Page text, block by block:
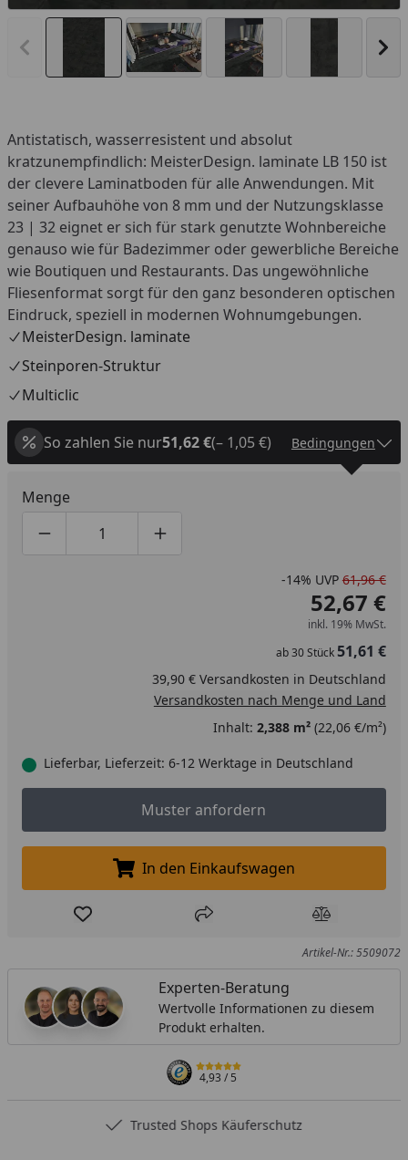
Vorheriges Bild anzeigen
Antistatisch, wasserresistent und absolut
kratzunempfindlich: MeisterDesign. laminate LB 150 ist
der clevere Laminatboden für alle Anwendungen. Mit
seiner Aufbauhöhe von 8 mm und der Nutzungsklasse
23 | 32 eignet er sich für stark genutzte Wohnbereiche
genauso wie für Badezimmer oder gewerbliche Bereiche
wie Boutiquen und Restaurants. Das ungewöhnliche
Fliesenformat sorgt für den ganz besonderen optischen
Eindruck, speziell in modernen Wohnumgebungen.
MeisterDesign. laminate
Steinporen-Struktur
Multiclic
So zahlen Sie nur51,62 €(– 1,05 €) Bedingungen
Menge
Produktmenge um eins verringern
Produktmenge manuell eingeben
Produktmenge um eins erhöhen
-14% UVP 61,96 €
52,67 €
inkl. 19% MwSt.
ab30Stück51,61 €
39,90 € Versandkosten in Deutschland
Versandkosten nach Menge und Land
Inhalt: 2,388 m²(22,06 €/m²)
Lieferbar, Lieferzeit: 6-12 Werktage in Deutschland
Muster anfordern
Muster anfordern
In den Einkaufswagen legen
In den Einkaufswagen
Produkt zur Wunschliste hinzufügen
Teilen Produkt
Artikel-Nr.: 5509072
Experten-Beratung
Wertvolle Informationen zu diesem
Produkt erhalten.
4,93/ 5
Trusted Shops Käuferschutz